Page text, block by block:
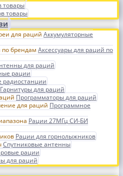
товары
товары
Аккумуляторные
Аксессуары для раций по
для раций
рации
радиостанции
Гарнитуры для раций
Программаторы для раций
Программное
Рации 27МГц СИ-БИ
Рации для горнолыжников
Спутниковые антенны
рации
для раций